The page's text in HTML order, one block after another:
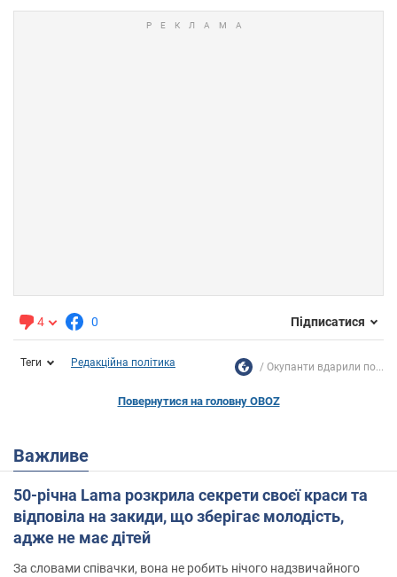
4 0 Підписатися
Теги Редакційна політика Окупанти вдарили по...
Повернутися на головну OBOZ
Важливе
50-річна Lama розкрила секрети своєї краси та
відповіла на закиди, що зберігає молодість,
адже не має дітей
За словами співачки, вона не робить нічого надзвичайного